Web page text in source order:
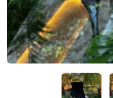
Казаки
Сандалии